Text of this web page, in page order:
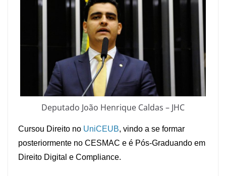
Deputado João Henrique Caldas – JHC
Cursou Direito no UniCEUB, vindo a se formar
posteriormente no CESMAC e é Pós-Graduando em
Direito Digital e Compliance.